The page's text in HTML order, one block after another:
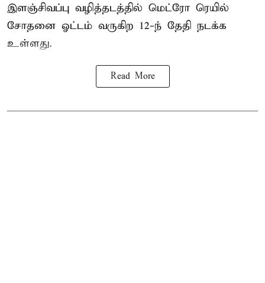
இளஞ்சிவப்பு வழித்தடத்தில் மெட்ரோ ரெயில்
சோதனை ஓட்டம் வருகிற 12-ந் தேதி நடக்க
உள்ளது.
Read More